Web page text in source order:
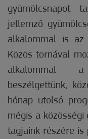
gyümölcsnapot
jellemző
alkalommal is az
Közös tornával
alkalommal a
beszélgettünk,
hónap utolsó
mégis a
tagjaink részére is